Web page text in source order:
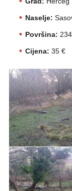
Naselje:
Površina:
Cijena: 35 €